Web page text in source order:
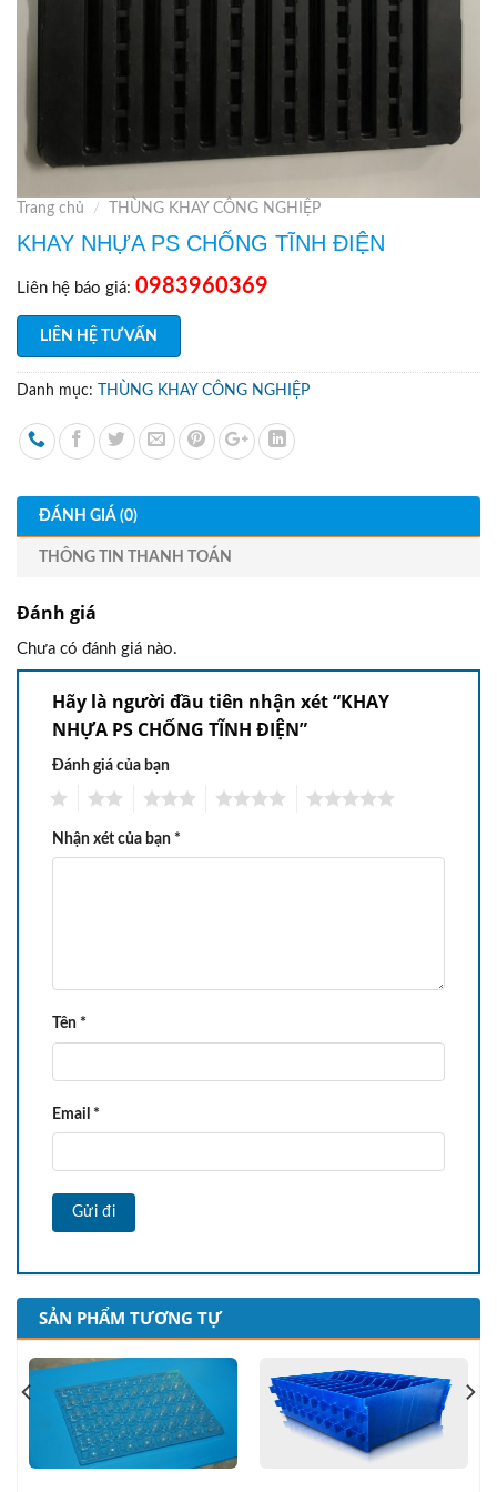
Trang chủ / THÙNG KHAY CÔNG NGHIỆP
KHAY NHỰA PS CHỐNG TĨNH ĐIỆN
Liên hệ báo giá: 0983960369
LIÊN HỆ TƯ VẤN
Danh mục: THÙNG KHAY CÔNG NGHIỆP
ĐÁNH GIÁ (0)
THÔNG TIN THANH TOÁN
Đánh giá
Chưa có đánh giá nào.
Hãy là người đầu tiên nhận xét “KHAY
NHỰA PS CHỐNG TĨNH ĐIỆN”
Đánh giá của bạn
Nhận xét của bạn *
Tên *
Email *
SẢN PHẨM TƯƠNG TỰ